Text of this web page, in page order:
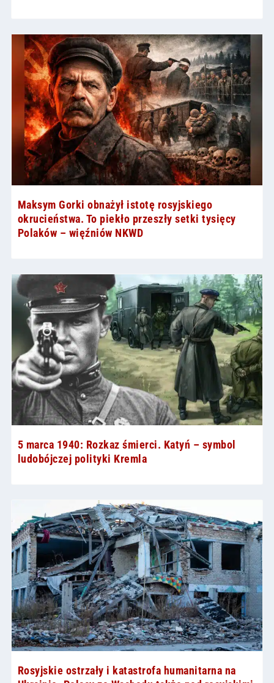
Maksym Gorki obnażył istotę rosyjskiego
okrucieństwa. To piekło przeszły setki tysięcy
Polaków – więźniów NKWD
5 marca 1940: Rozkaz śmierci. Katyń – symbol
ludobójczej polityki Kremla
Rosyjskie ostrzały i katastrofa humanitarna na